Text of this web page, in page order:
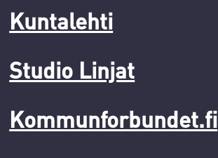
Kuntalehti
Studio Linjat
Kommunforbundet.fi